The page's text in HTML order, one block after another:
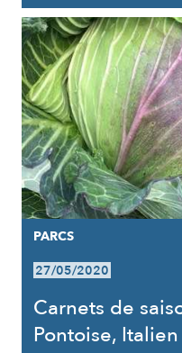
PARCS
27/05/2020
Carnets de
Pontoise,